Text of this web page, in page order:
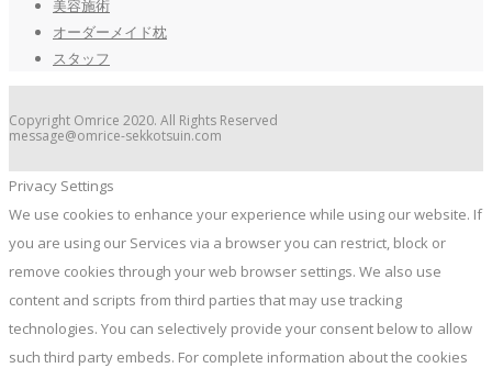
美容施術
オーダーメイド枕
スタッフ
Copyright Omrice 2020. All Rights Reserved
message@omrice-sekkotsuin.com
Privacy Settings
We use cookies to enhance your experience while using our website. If
you are using our Services via a browser you can restrict, block or
remove cookies through your web browser settings. We also use
content and scripts from third parties that may use tracking
technologies. You can selectively provide your consent below to allow
such third party embeds. For complete information about the cookies